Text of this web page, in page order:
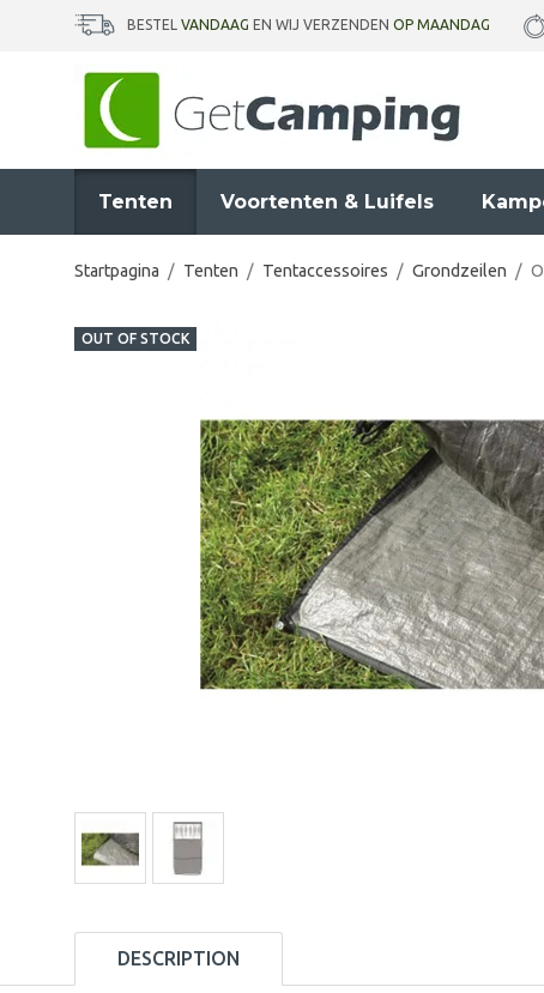
BESTEL VANDAAG EN WIJ VERZENDEN OP MAANDAG
Tenten Voortenten & Luifels
Startpagina / Tenten / Tentaccessoires / Grondzeilen /
OUT OF STOCK
DESCRIPTION